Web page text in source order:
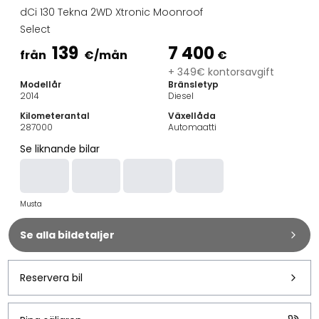
Kombibilar
Stadsbilar
Dragfordon
Kommersiella fordon
Auktionsbilar
Prisvärda bilar
Bilmärken
Audi
BMW
Kia
Mercedes-Benz
Polestar
Skoda
Tesla
dCi 130 Tekna 2WD Xtronic Moonroof
Select
från 139 €/mån 7 400 €
+ 349€ kontorsavgift
Modellår
2014
Bränsletyp
Diesel
Kilometerantal
287000
Växellåda
Automaatti
Se liknande bilar
Musta
Se alla bildetaljer
Reservera bil